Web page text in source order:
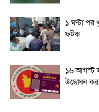
১ ঘণ্টা পর
ফটক
১৬ আগস্ট
উদ্বোধন